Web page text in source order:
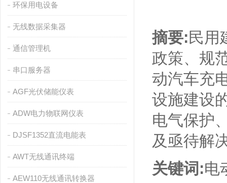
环保用电设备
无线数据采集器
通信管理机
串口服务器
AGF光伏储能仪表
ADW电力物联网仪表
DJSF1352直流电能表
AWT无线通讯终端
AEW110无线通讯转换器
摘要: 民用
政策、规
动汽车充
设施建设
电气保护
及亟待解
关键词:电